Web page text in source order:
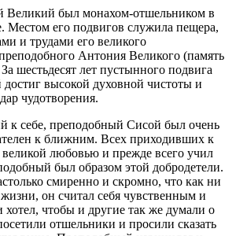
был монахом-отшельником в
Местом его подвигов служила пещера,
и трудами его великого
Антония Великого (память
шестьдесят лет пустынного подвига
высокой духовной чистоты и
чудотворения.
к себе, преподобный Сисой был очень
к ближним. Всех приходивших к
любовью и прежде всего учил
был образом этой добродетели.
смиренно и скромно, что как ни
он считал себя чувственным и
чтобы и другие так же думали о
отшельники и просили сказать